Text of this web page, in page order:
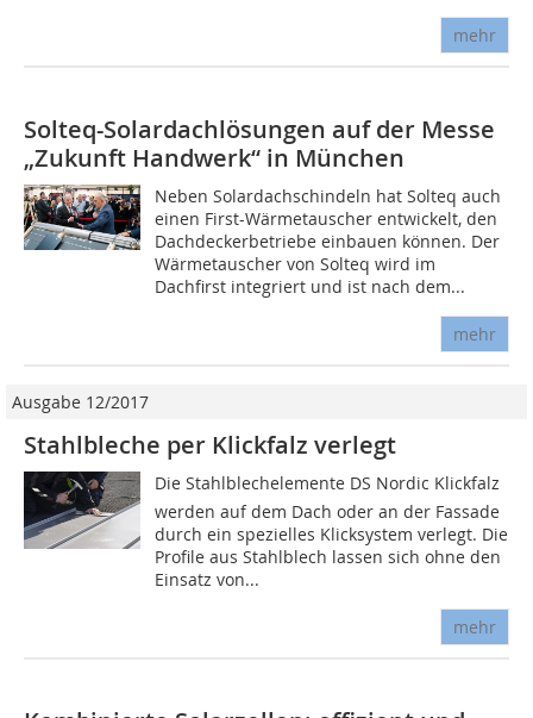
mehr
Solteq-Solardachlösungen auf der Messe
„Zukunft Handwerk“ in München
Neben Solardachschindeln hat Solteq auch
einen First-Wärmetauscher entwickelt, den
Dachdeckerbetriebe einbauen können. Der
Wärmetauscher von Solteq wird im
Dachfirst integriert und ist nach dem...
mehr
Ausgabe 12/2017
Stahlbleche per Klickfalz verlegt
Die Stahlblechelemente DS Nordic Klickfalz
werden auf dem Dach oder an der Fassade
durch ein spezielles Klicksystem verlegt. Die
Profile aus Stahlblech lassen sich ohne den
Einsatz von...
mehr